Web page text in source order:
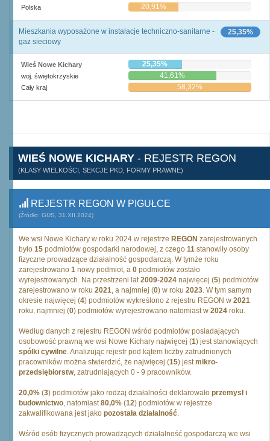
Polska 20,91%
25,35%
Mieszkania wyposażone w instalacje techniczno-sanitarne -
gaz sieciowy
Wieś Nowe Kichary 25,35%
woj. świętokrzyskie 41,61%
Cały kraj 58,32%
WIEŚ NOWE KICHARY - REJESTR REGON
(KLASY WIELKOŚCI, SEKCJE PKD, FORMY PRAWNE)
REJESTR REGON W PIGUŁCE
(Źródło: GUS, 31.XII.2024)
We wsi Nowe Kichary w roku 2024 w rejestrze REGON zarejestrowanych
było 15 podmiotów gospodarki narodowej, z czego 11 stanowiły osoby
fizyczne prowadzące działalność gospodarczą. W tymże roku
zarejestrowano 1 nowy podmiot, a 0 podmiotów zostało
wyrejestrowanych. Na przestrzeni lat2009-2024 najwięcej (5) podmiotów
zarejestrowano w roku 2021, a najmniej (0) w roku 2023. W tym samym
okresie najwięcej (4) podmiotów wykreślono z rejestru REGON w 2021
roku, najmniej (0) podmiotów wyrejestrowano natomiast w 2024 roku.
Według danych z rejestru REGON wśród podmiotów posiadających
osobowość prawną we wsi Nowe Kichary najwięcej (1) jest stanowiących
spólki cywilne. Analizując rejestr pod kątem liczby zatrudnionych
pracowników można stwierdzić, że najwięcej (15) jestmikro-
przedsiębiorstw, zatrudniających 0 - 9 pracowników.
20,0% (3) podmiotów jako rodzaj działalności deklarowało przemysł i
budownictwo, natomiast80,0% (12) podmiotów w rejestrze
zakwalifikowana jest jako pozostała działalność.
Wśród osób fizycznych prowadzących działalność gospodarczą we wsi